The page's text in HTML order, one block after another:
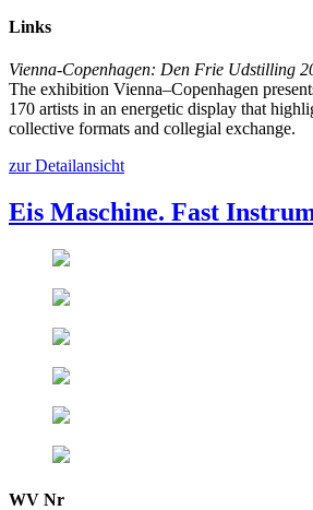
Links
Vienna-Copenhagen: Den Frie Udstilling
The exhibition Vienna–Copenhagen
170 artists in an energetic display that
collective formats and collegial exchange.
zur Detailansicht
Eis Maschine. Fast
WV Nr